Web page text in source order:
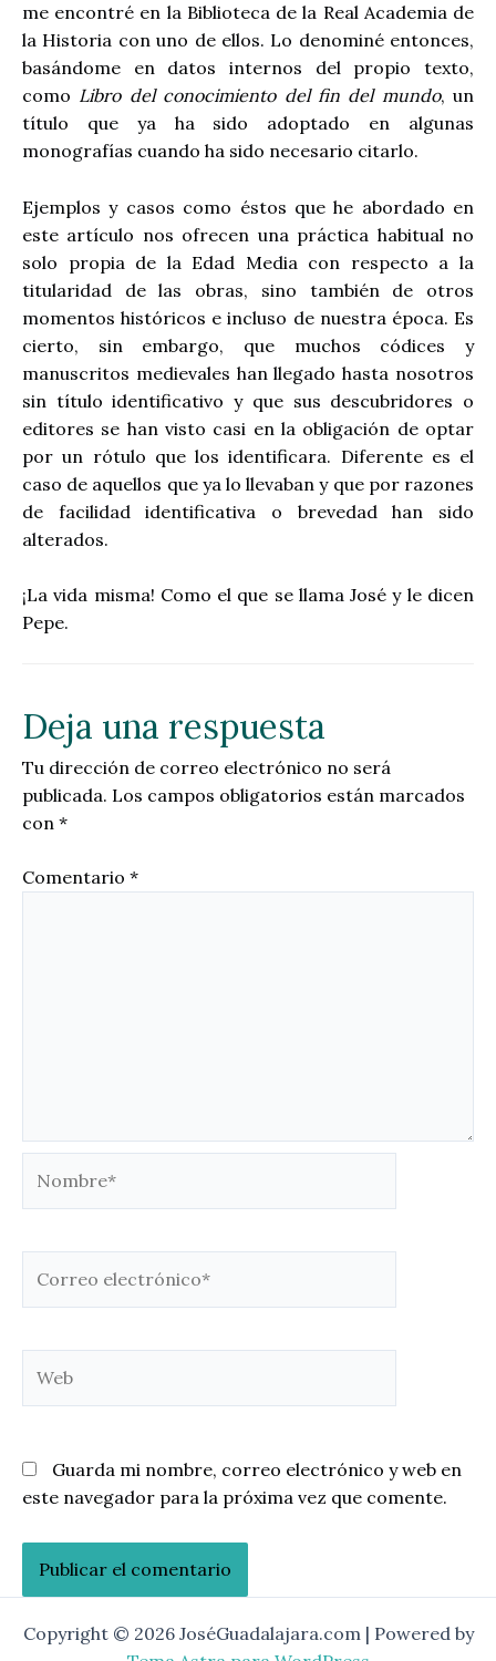
me encontré en la Biblioteca de la Real Academia de
la Historia con uno de ellos. Lo denominé entonces,
basándome en datos internos del propio texto,
como Libro del conocimiento del fin del mundo, un
título que ya ha sido adoptado en algunas
monografías cuando ha sido necesario citarlo.
Ejemplos y casos como éstos que he abordado en
este artículo nos ofrecen una práctica habitual no
solo propia de la Edad Media con respecto a la
titularidad de las obras, sino también de otros
momentos históricos e incluso de nuestra época. Es
cierto, sin embargo, que muchos códices y
manuscritos medievales han llegado hasta nosotros
sin título identificativo y que sus descubridores o
editores se han visto casi en la obligación de optar
por un rótulo que los identificara. Diferente es el
caso de aquellos que ya lo llevaban y que por razones
de facilidad identificativa o brevedad han sido
alterados.
¡La vida misma! Como el que se llama José y le dicen
Pepe.
Deja una respuesta
Tu dirección de correo electrónico no será
publicada. Los campos obligatorios están marcados
con *
Comentario *
electrónico*
Guarda mi nombre, correo electrónico y web en
este navegador para la próxima vez que comente.
Copyright © 2026 JoséGuadalajara.com | Powered by